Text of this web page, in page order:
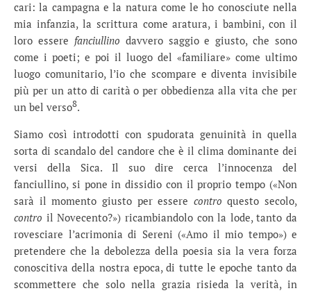
cari: la campagna e la natura come le ho conosciute nella
mia infanzia, la scrittura come aratura, i bambini, con il
loro essere fanciullino davvero saggio e giusto, che sono
come i poeti; e poi il luogo del «familiare» come ultimo
luogo comunitario, l’io che scompare e diventa invisibile
più per un atto di carità o per obbedienza alla vita che per
un bel verso8.
Siamo così introdotti con spudorata genuinità in quella
sorta di scandalo del candore che è il clima dominante dei
versi della Sica. Il suo dire cerca l’innocenza del
fanciullino, si pone in dissidio con il proprio tempo («Non
sarà il momento giusto per essere contro questo secolo,
contro il Novecento?») ricambiandolo con la lode, tanto da
rovesciare l’acrimonia di Sereni («Amo il mio tempo») e
pretendere che la debolezza della poesia sia la vera forza
conoscitiva della nostra epoca, di tutte le epoche tanto da
scommettere che solo nella grazia risieda la verità, in